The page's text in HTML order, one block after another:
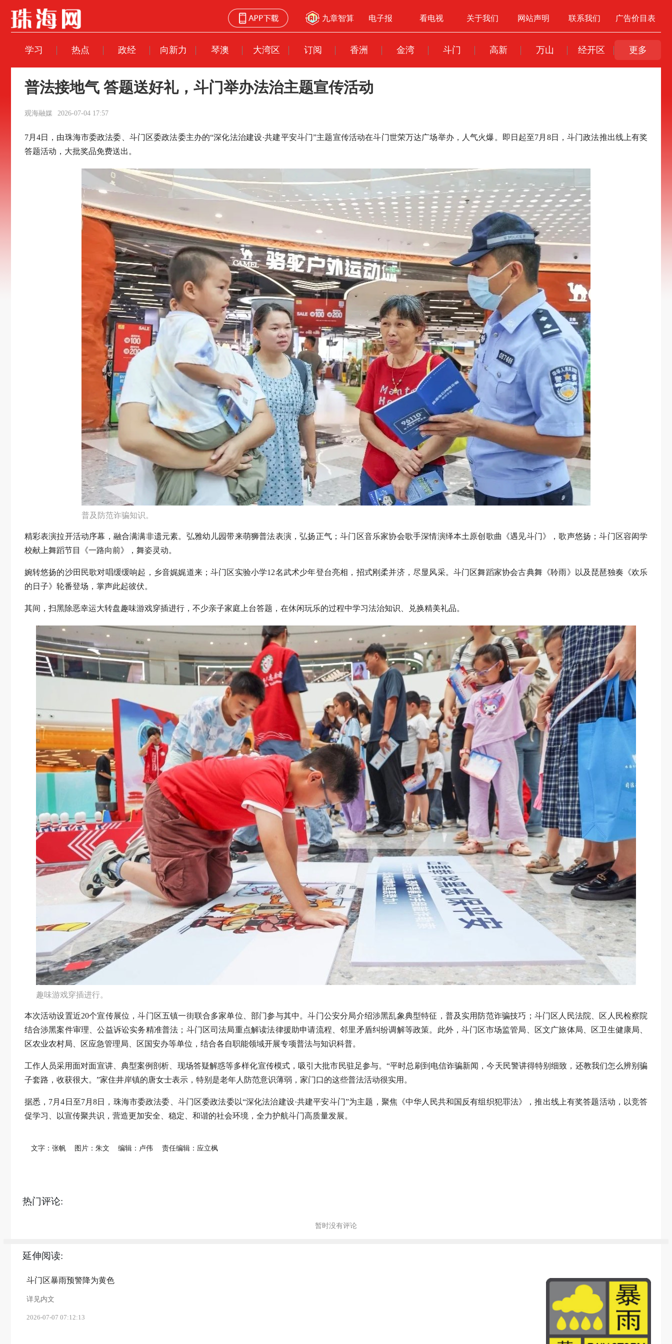
九章智算 电子报 看电视 关于我们 网站声明 联系我们 广告价目表
学习 热点 政经 向新力 琴澳 大湾区 订阅 香洲 金湾 斗门 高新 万山 经开区 更多
普法接地气 答题送好礼，斗门举办法治主题宣传活动
观海融媒 2026-07-04 17:57
7月4日，由珠海市委政法委、斗门区委政法委主办的“深化法治建设·共建平安斗门”主题宣传活动在斗门世荣万达广场举办，人气火爆。即日起至7月8日，斗门政法推出线上有奖
答题活动，大批奖品免费送出。
普及防范诈骗知识。
精彩表演拉开活动序幕，融合满满非遗元素。弘雅幼儿园带来萌狮普法表演，弘扬正气；斗门区音乐家协会歌手深情演绎本土原创歌曲《遇见斗门》，歌声悠扬；斗门区容闳学
校献上舞蹈节目《一路向前》，舞姿灵动。
婉转悠扬的沙田民歌对唱缓缓响起，乡音娓娓道来；斗门区实验小学12名武术少年登台亮相，招式刚柔并济，尽显风采。斗门区舞蹈家协会古典舞《聆雨》以及琵琶独奏《欢乐
的日子》轮番登场，掌声此起彼伏。
其间，扫黑除恶幸运大转盘趣味游戏穿插进行，不少亲子家庭上台答题，在休闲玩乐的过程中学习法治知识、兑换精美礼品。
趣味游戏穿插进行。
本次活动设置近20个宣传展位，斗门区五镇一街联合多家单位、部门参与其中。斗门公安分局介绍涉黑乱象典型特征，普及实用防范诈骗技巧；斗门区人民法院、区人民检察院
结合涉黑案件审理、公益诉讼实务精准普法；斗门区司法局重点解读法律援助申请流程、邻里矛盾纠纷调解等政策。此外，斗门区市场监管局、区文广旅体局、区卫生健康局、
区农业农村局、区应急管理局、区国安办等单位，结合各自职能领域开展专项普法与知识科普。
工作人员采用面对面宣讲、典型案例剖析、现场答疑解惑等多样化宣传模式，吸引大批市民驻足参与。“平时总刷到电信诈骗新闻，今天民警讲得特别细致，还教我们怎么辨别骗
子套路，收获很大。”家住井岸镇的唐女士表示，特别是老年人防范意识薄弱，家门口的这些普法活动很实用。
据悉，7月4日至7月8日，珠海市委政法委、斗门区委政法委以“深化法治建设·共建平安斗门”为主题，聚焦《中华人民共和国反有组织犯罪法》，推出线上有奖答题活动，以竞答
促学习、以宣传聚共识，营造更加安全、稳定、和谐的社会环境，全力护航斗门高质量发展。
文字：张帆 图片：朱文 编辑：卢伟 责任编辑：应立枫
热门评论:
暂时没有评论
延伸阅读:
斗门区暴雨预警降为黄色
详见内文
2026-07-07 07:12:13